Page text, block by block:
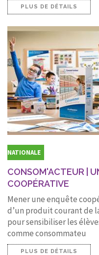
PLUS DE DÉTAILS
NATIONALE
CONSOM'ACTEUR |
COOPÉRATIVE
Mener une enquête
d’un produit courant de
pour sensibiliser les
comme consommateu
PLUS DE DÉTAILS